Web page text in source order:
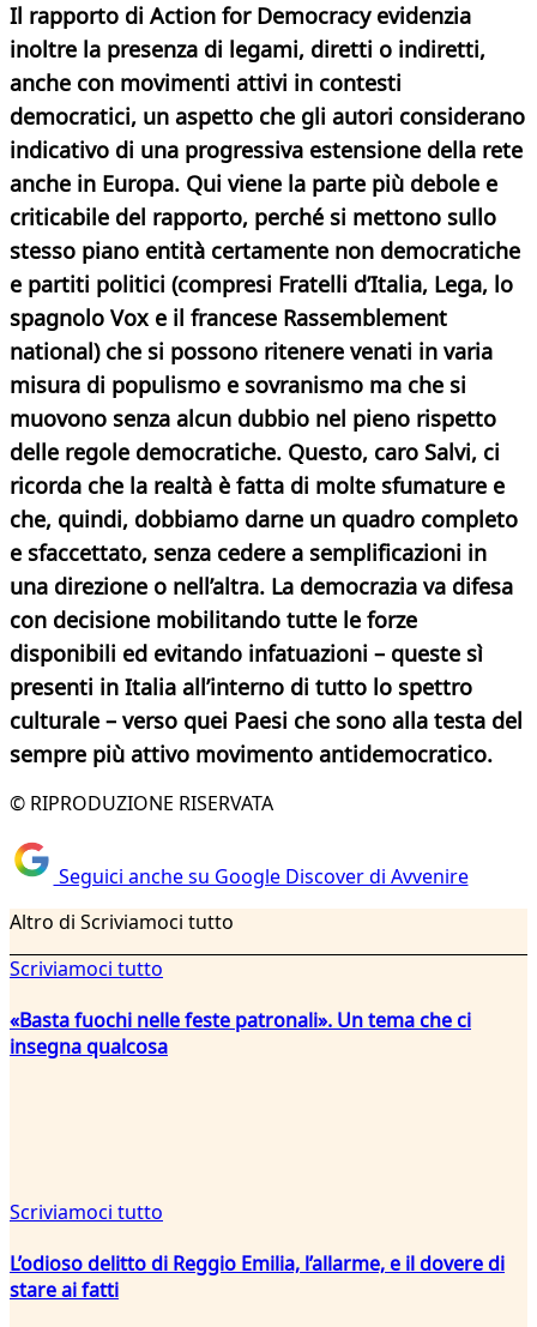
Il rapporto di Action for Democracy evidenzia
inoltre la presenza di legami, diretti o indiretti,
anche con movimenti attivi in contesti
democratici, un aspetto che gli autori considerano
indicativo di una progressiva estensione della rete
anche in Europa. Qui viene la parte più debole e
criticabile del rapporto, perché si mettono sullo
stesso piano entità certamente non democratiche
e partiti politici (compresi Fratelli d’Italia, Lega, lo
spagnolo Vox e il francese Rassemblement
national) che si possono ritenere venati in varia
misura di populismo e sovranismo ma che si
muovono senza alcun dubbio nel pieno rispetto
delle regole democratiche. Questo, caro Salvi, ci
ricorda che la realtà è fatta di molte sfumature e
che, quindi, dobbiamo darne un quadro completo
e sfaccettato, senza cedere a semplificazioni in
una direzione o nell’altra. La democrazia va difesa
con decisione mobilitando tutte le forze
disponibili ed evitando infatuazioni – queste sì
presenti in Italia all’interno di tutto lo spettro
culturale – verso quei Paesi che sono alla testa del
sempre più attivo movimento antidemocratico.
© RIPRODUZIONE RISERVATA
Seguici anche su Google Discover di Avvenire
Altro di Scriviamoci tutto
Scriviamoci tutto
«Basta fuochi nelle feste patronali». Un tema che ci
insegna qualcosa
Scriviamoci tutto
L’odioso delitto di Reggio Emilia, l’allarme, e il dovere di
stare ai fatti